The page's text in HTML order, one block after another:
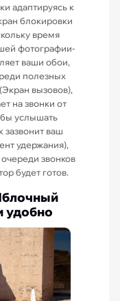
адаптируясь к
блокировки
время
фотографии-
ваши обои,
полезных
вызовов),
на звонки от
услышать
зазвонит ваш
удержания),
звонков
будет готов.
удобно